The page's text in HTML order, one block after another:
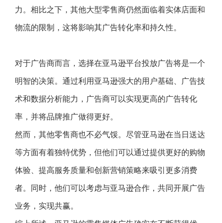
力。相比之下，其他大型零售商仍然面临着实体店面和
物流的限制，这将影响其广告转化率和持久性。
对于广告商而言，选择在亚马逊平台投放广告将是一个
明智的决策。通过利用亚马逊强大的用户基础、广告技
术和数据分析能力，广告商可以实现更高的广告转化
率，并将品牌推广做得更好。
然而，其他零售商也不必气馁。尽管亚马逊在当日送达
等方面有着独特优势，但他们可以通过提供更好的购物
体验、提高服务质量和创新营销策略来吸引更多消费
者。同时，他们可以考虑与亚马逊合作，共同开展广告
业务，实现共赢。